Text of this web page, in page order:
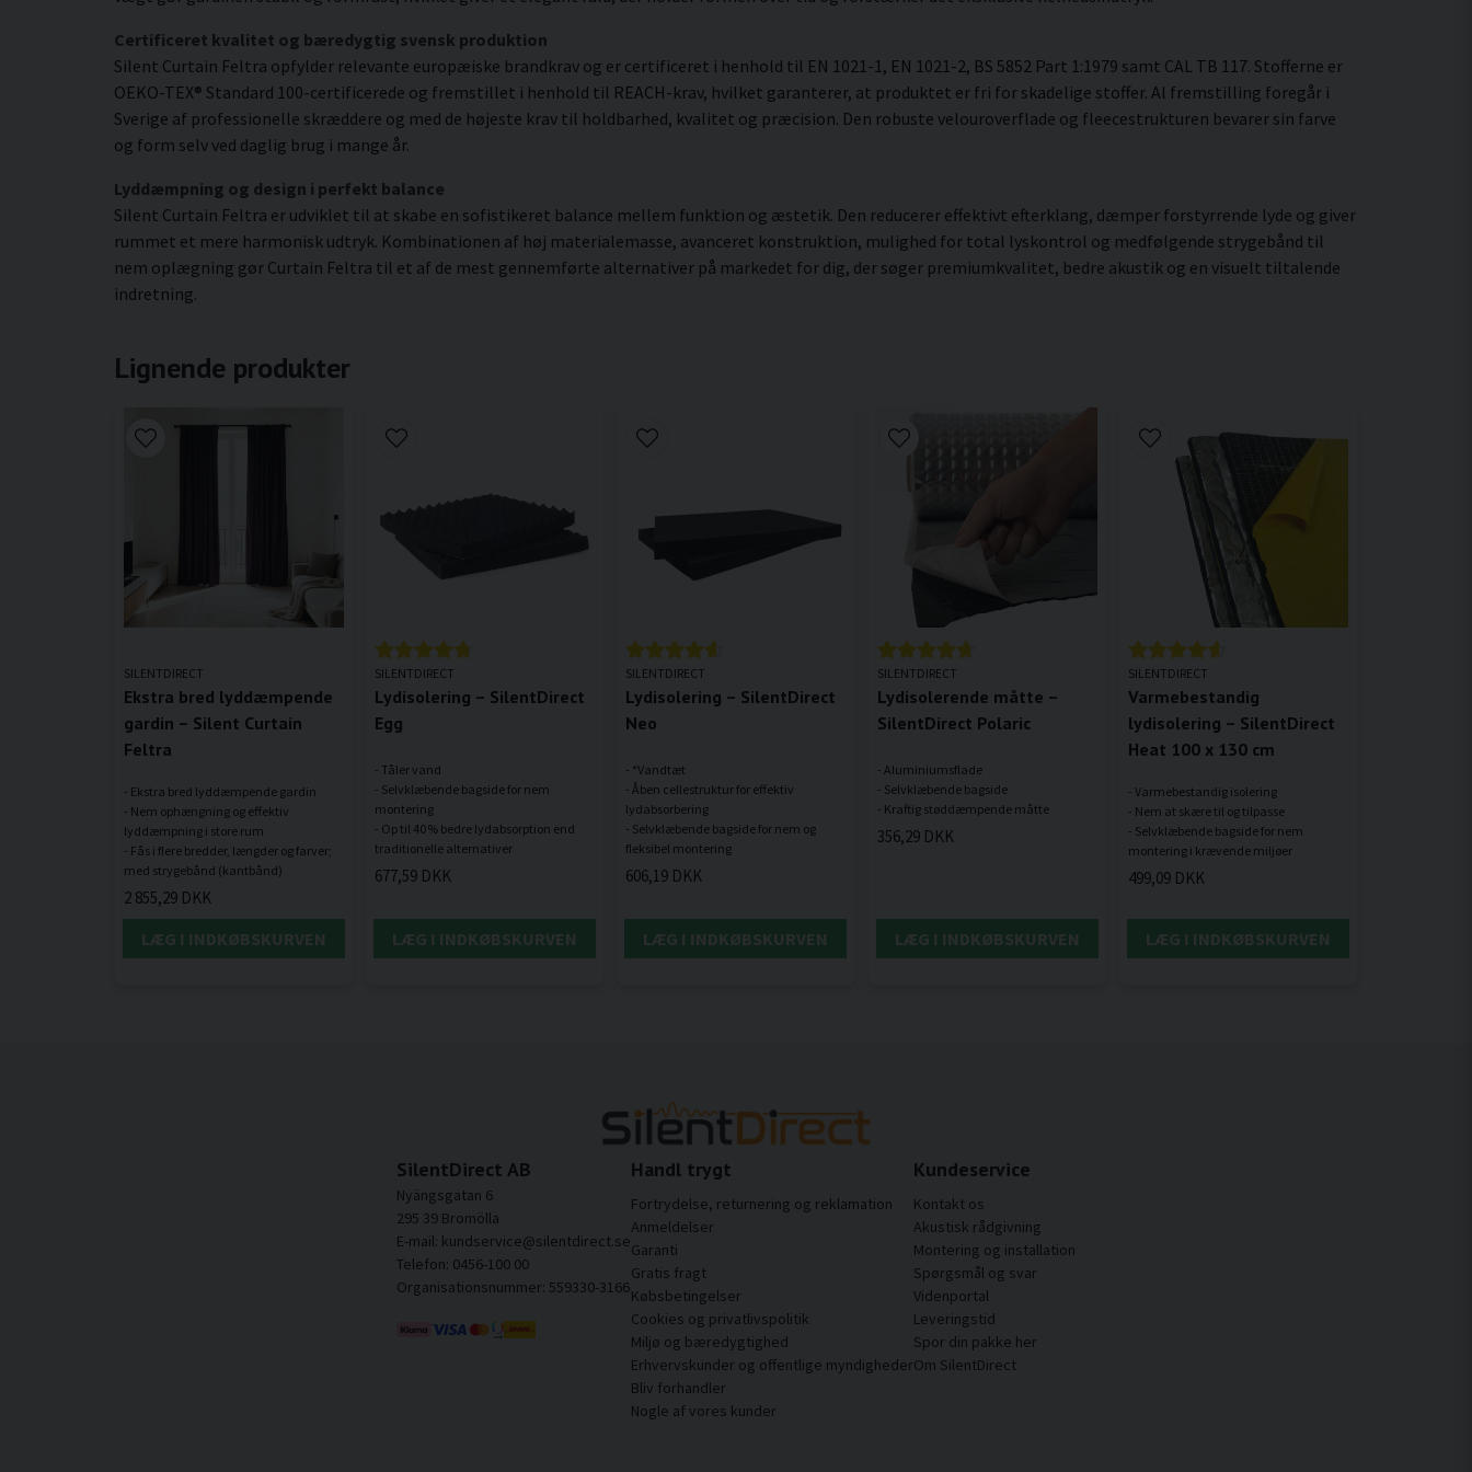
Certificeret kvalitet og bæredygtig svensk produktion
Silent Curtain Feltra opfylder relevante europæiske brandkrav og er certificeret i henhold til EN 1021-1, EN 1021-2, BS 5852 Part 1:1979 samt CAL TB 117. Stofferne er
OEKO-TEX® Standard 100-certificerede og fremstillet i henhold til REACH-krav, hvilket garanterer, at produktet er fri for skadelige stoffer. Al fremstilling foregår i
Sverige af professionelle skræddere og med de højeste krav til holdbarhed, kvalitet og præcision. Den robuste velouroverflade og fleecestrukturen bevarer sin farve
og form selv ved daglig brug i mange år.
Lyddæmpning og design i perfekt balance
Silent Curtain Feltra er udviklet til at skabe en sofistikeret balance mellem funktion og æstetik. Den reducerer effektivt efterklang, dæmper forstyrrende lyde og giver
rummet et mere harmonisk udtryk. Kombinationen af høj materialemasse, avanceret konstruktion, mulighed for total lyskontrol og medfølgende strygebånd til
nem oplægning gør Curtain Feltra til et af de mest gennemførte alternativer på markedet for dig, der søger premiumkvalitet, bedre akustik og en visuelt tiltalende
indretning.
Lignende produkter
SILENTDIRECT
Ekstra bred lyddæmpende
gardin – Silent Curtain
Feltra
- Ekstra bred lyddæmpende gardin
- Nem ophængning og effektiv
lyddæmpning i store rum
- Fås i flere bredder, længder og farver;
2 855,29 DKK
LÆG I INDKØBSKURVEN
SILENTDIRECT
Lydisolering – SilentDirect
Egg
- Tåler vand
- Selvklæbende bagside for nem
montering
- Op til 40 % bedre lydabsorption end
677,59 DKK
LÆG I INDKØBSKURVEN
SILENTDIRECT
Lydisolering – SilentDirect
Neo
- *Vandtæt
- Åben cellestruktur for effektiv
lydabsorbering
- Selvklæbende bagside for nem og
606,19 DKK
LÆG I INDKØBSKURVEN
SILENTDIRECT
Lydisolerende måtte –
SilentDirect Polaric
- Aluminiumsflade
- Selvklæbende bagside
- Kraftig støddæmpende måtte
356,29 DKK
LÆG I INDKØBSKURVEN
SILENTDIRECT
Varmebestandig
lydisolering – SilentDirect
Heat 100 x 130 cm
- Varmebestandig isolering
- Nem at skære til og tilpasse
- Selvklæbende bagside for nem
montering i krævende miljøer
499,09 DKK
LÆG I INDKØBSKURVEN
SilentDirect AB
Nyängsgatan 6
295 39 Bromölla
E-mail: kundservice@silentdirect.se
Telefon: 0456-100 00
Organisationsnummer: 559330-3166
Handl trygt
Fortrydelse, returnering og reklamation
Anmeldelser
Garanti
Gratis fragt
Købsbetingelser
Cookies og privatlivspolitik
Miljø og bæredygtighed
Erhvervskunder og offentlige myndigheder
Bliv forhandler
Nogle af vores kunder
Kundeservice
Kontakt os
Akustisk rådgivning
Montering og installation
Spørgsmål og svar
Videnportal
Leveringstid
Spor din pakke her
Om SilentDirect